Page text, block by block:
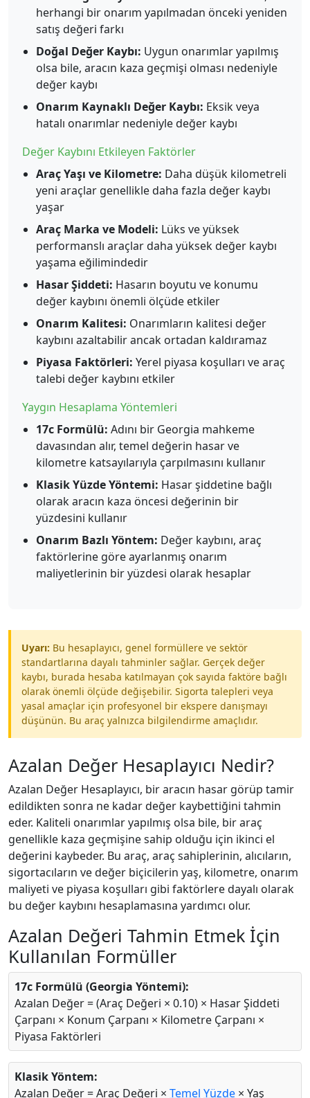
herhangi bir onarım yapılmadan önceki yeniden
satış değeri farkı
Doğal Değer Kaybı: Uygun onarımlar yapılmış
olsa bile, aracın kaza geçmişi olması nedeniyle
değer kaybı
Onarım Kaynaklı Değer Kaybı: Eksik veya
hatalı onarımlar nedeniyle değer kaybı
Değer Kaybını Etkileyen Faktörler
Araç Yaşı ve Kilometre: Daha düşük kilometreli
yeni araçlar genellikle daha fazla değer kaybı
yaşar
Araç Marka ve Modeli: Lüks ve yüksek
performanslı araçlar daha yüksek değer kaybı
yaşama eğilimindedir
Hasar Şiddeti: Hasarın boyutu ve konumu
değer kaybını önemli ölçüde etkiler
Onarım Kalitesi: Onarımların kalitesi değer
kaybını azaltabilir ancak ortadan kaldıramaz
Piyasa Faktörleri: Yerel piyasa koşulları ve araç
talebi değer kaybını etkiler
Yaygın Hesaplama Yöntemleri
17c Formülü: Adını bir Georgia mahkeme
davasından alır, temel değerin hasar ve
kilometre katsayılarıyla çarpılmasını kullanır
Klasik Yüzde Yöntemi: Hasar şiddetine bağlı
olarak aracın kaza öncesi değerinin bir
yüzdesini kullanır
Onarım Bazlı Yöntem: Değer kaybını, araç
faktörlerine göre ayarlanmış onarım
maliyetlerinin bir yüzdesi olarak hesaplar
Uyarı: Bu hesaplayıcı, genel formüllere ve sektör
standartlarına dayalı tahminler sağlar. Gerçek değer
kaybı, burada hesaba katılmayan çok sayıda faktöre bağlı
olarak önemli ölçüde değişebilir. Sigorta talepleri veya
yasal amaçlar için profesyonel bir ekspere danışmayı
düşünün. Bu araç yalnızca bilgilendirme amaçlıdır.
Azalan Değer Hesaplayıcı Nedir?
Azalan Değer Hesaplayıcı, bir aracın hasar görüp tamir
edildikten sonra ne kadar değer kaybettiğini tahmin
eder. Kaliteli onarımlar yapılmış olsa bile, bir araç
genellikle kaza geçmişine sahip olduğu için ikinci el
değerini kaybeder. Bu araç, araç sahiplerinin, alıcıların,
sigortacıların ve değer biçicilerin yaş, kilometre, onarım
maliyeti ve piyasa koşulları gibi faktörlere dayalı olarak
bu değer kaybını hesaplamasına yardımcı olur.
Azalan Değeri Tahmin Etmek İçin
Kullanılan Formüller
17c Formülü (Georgia Yöntemi):
Azalan Değer = (Araç Değeri × 0.10) × Hasar Şiddeti
Çarpanı × Konum Çarpanı × Kilometre Çarpanı ×
Piyasa Faktörleri
Klasik Yöntem:
Azalan Değer = Araç Değeri × Temel Yüzde × Yaş